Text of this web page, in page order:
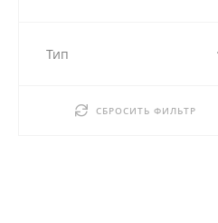
Тип
СБРОСИТЬ ФИЛЬТР